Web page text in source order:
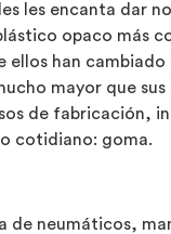
les encanta dar
opaco más
ellos han
mayor que
de fabricación,
cotidiano: goma.
de neumáticos,